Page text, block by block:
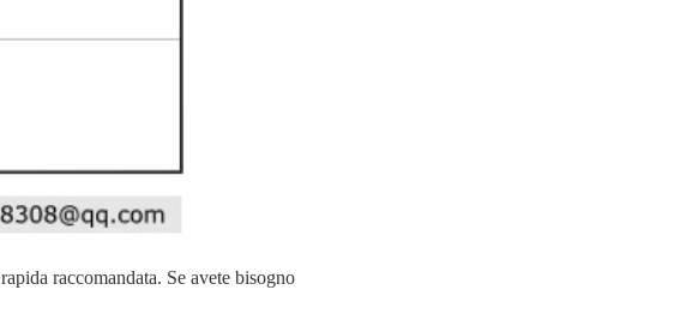
raccomandata. Se avete bisogno